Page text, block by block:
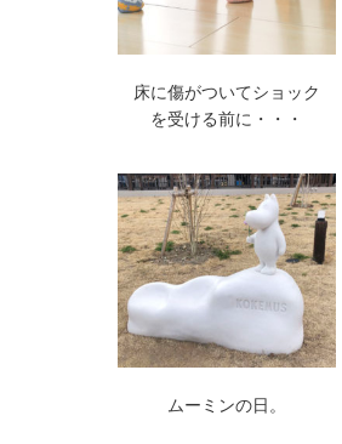
床に傷がついてショック
を受ける前に・・・
ムーミンの日。